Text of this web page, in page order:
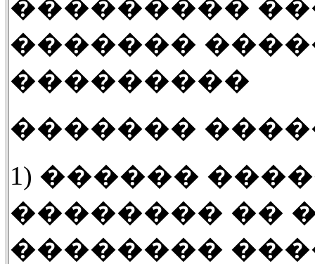
���������
�������
���������
�������
1) ������
�������� ��
��������